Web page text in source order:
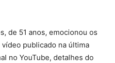
de 51 anos, emocionou os
publicado na última
no YouTube, detalhes do